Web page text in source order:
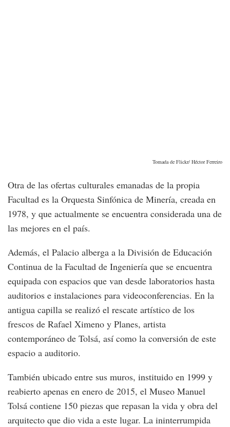
Tomada de Flickr/ Héctor Ferreiro
Otra de las ofertas culturales emanadas de la propia
Facultad es la Orquesta Sinfónica de Minería, creada en
1978, y que actualmente se encuentra considerada una de
las mejores en el país.
Además, el Palacio alberga a la División de Educación
Continua de la Facultad de Ingeniería que se encuentra
equipada con espacios que van desde laboratorios hasta
auditorios e instalaciones para videoconferencias. En la
antigua capilla se realizó el rescate artístico de los
frescos de Rafael Ximeno y Planes, artista
contemporáneo de Tolsá, así como la conversión de este
espacio a auditorio.
También ubicado entre sus muros, instituido en 1999 y
reabierto apenas en enero de 2015, el Museo Manuel
Tolsá contiene 150 piezas que repasan la vida y obra del
arquitecto que dio vida a este lugar. La ininterrumpida